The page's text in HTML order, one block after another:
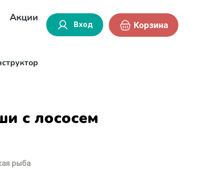
Акции
Вход Корзина
с лососем
рыба